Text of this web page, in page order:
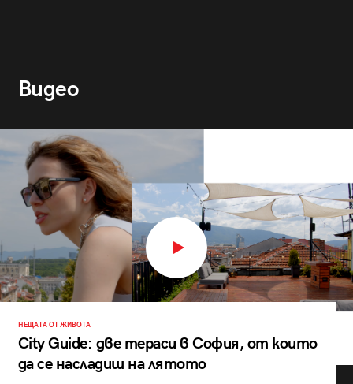
Видео
НЕЩАТА ОТ ЖИВОТА
City Guide: две тераси в София, от които
да се насладиш на лятото